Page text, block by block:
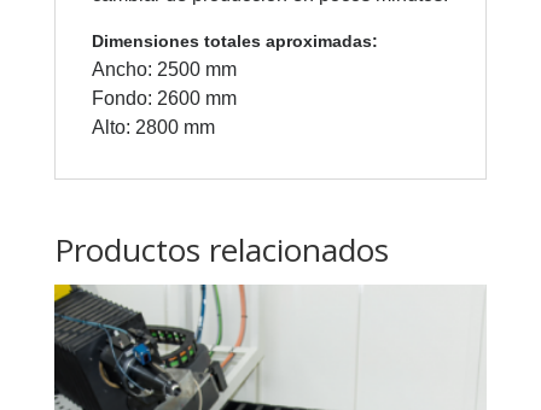
Dimensiones totales aproximadas:
Ancho: 2500 mm
Fondo: 2600 mm
Alto: 2800 mm
Productos relacionados